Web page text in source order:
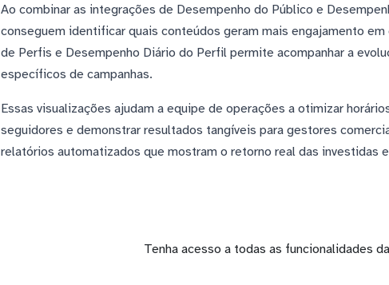
Ao combinar as integrações de Desempenho do Público e
conseguem identificar quais conteúdos geram mais engajamento
de Perfis e Desempenho Diário do Perfil permite acompanhar a
específicos de campanhas.
Essas visualizações ajudam a equipe de operações a otimizar
seguidores e demonstrar resultados tangíveis para gestores
relatórios automatizados que mostram o retorno real das investidas
Tenha acesso a todas as funcionalidades